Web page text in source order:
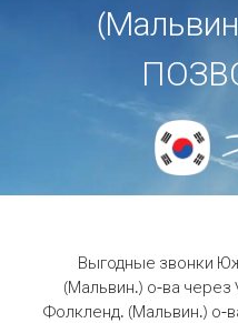
Выгодные звонки
(Мальвин.) о-ва через
Фолкленд. (Мальвин.) о-